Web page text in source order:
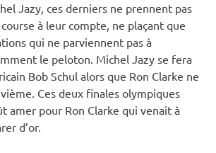
Jazy, ces derniers ne prennent pas
à leur compte, ne plaçant que
qui ne parviennent pas à
le peloton. Michel Jazy se fera
Bob Schul alors que Ron Clarke ne
Ces deux finales olympiques
amer pour Ron Clarke qui venait à
d’or.